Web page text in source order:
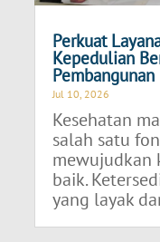
Perkuat
Kepedulian
Jul 10, 2026
Kesehatan
salah satu
mewujudkan
baik.
yang layak